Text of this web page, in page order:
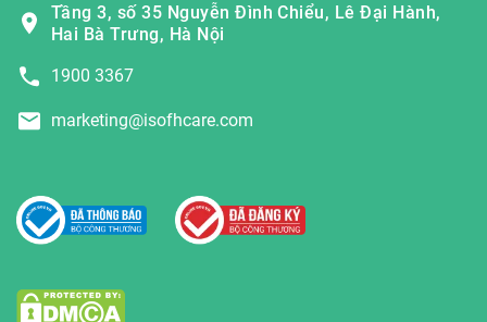
Tầng 3, số 35 Nguyễn Đình Chiểu, Lê Đại Hành,
Hai Bà Trưng, Hà Nội
1900 3367
marketing@isofhcare.com